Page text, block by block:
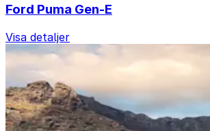
Ford Puma Gen-E
Visa detaljer